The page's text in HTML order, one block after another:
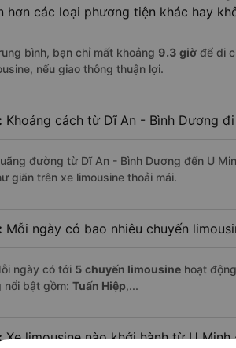
hơn các loại phương tiện khác hay
bình, bạn chỉ mất khoảng 9.3 giờ để di
nếu giao thông thuận lợi.
Khoảng cách từ Dĩ An - Bình Dương
đường từ Dĩ An - Bình Dương đến U
giãn trên xe limousine thoải mái.
Mỗi ngày có bao nhiêu chuyến
ngày có tới 5 chuyến limousine hoạt
nổi bật gồm: Tuấn Hiệp,...
Xe limousine nào khởi hành từ U Minh